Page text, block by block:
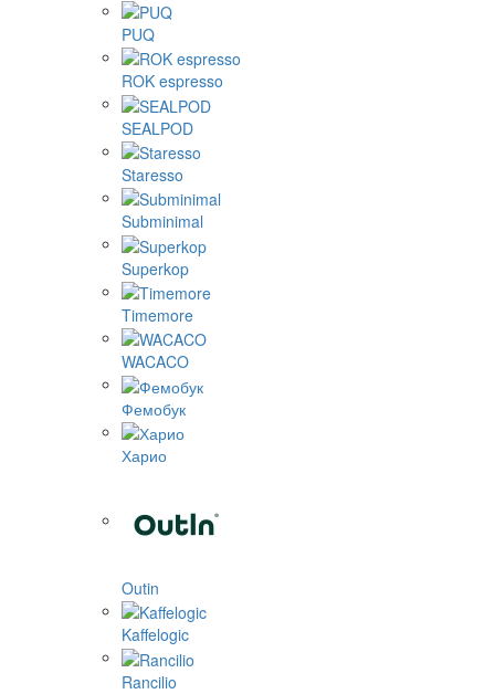
PUQ
ROK espresso
SEALPOD
Staresso
Subminimal
Superkop
Timemore
WACACO
Фемобук
Харио
Outin
Kaffelogic
Rancilio